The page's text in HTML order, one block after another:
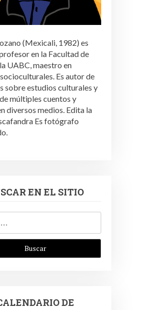
(Mexicali, 1982) es
en la Facultad de
UABC, maestro en
Es autor de
sobre estudios culturales y
múltiples cuentos y
diversos medios. Edita la
Es fotógrafo
EN EL SITIO
DE